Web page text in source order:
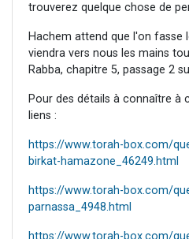
trouverez quelque chose de
Hachem attend que l'on fasse
viendra vers nous les mains
Rabba, chapitre 5, passage 2
Pour des détails à connaître à
liens :
https://www.torah-box.com/
birkat-hamazone_46249.html
https://www.torah-box.com/
parnassa_4948.html